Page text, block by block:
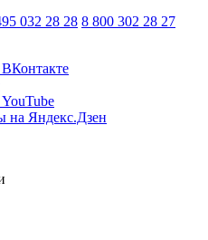
032 28 28 8 800 302 28 27
на Яндекс.Дзен